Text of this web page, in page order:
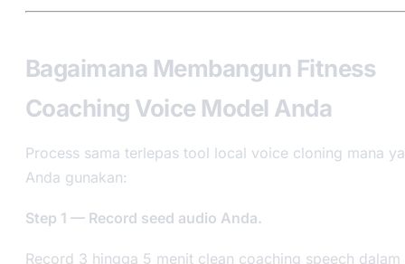
Bagaimana Membangun Fitness
Coaching Voice Model Anda
Process sama terlepas tool local voice cloning mana
Anda gunakan:
Step 1 — Record seed audio Anda.
Record 3 hingga 5 menit clean coaching speech dalam